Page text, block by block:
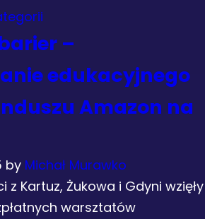
–
edukacyjnego
Amazon na
by Michał Murawko
z Kartuz, Żukowa i Gdyni wzięły
warsztatów